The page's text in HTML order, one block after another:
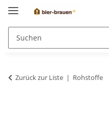
Zurück zur Liste Rohstoffe